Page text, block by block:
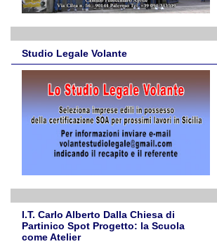
Studio Legale Volante
I.T. Carlo Alberto Dalla Chiesa di
Partinico Spot Progetto: la Scuola
come Atelier